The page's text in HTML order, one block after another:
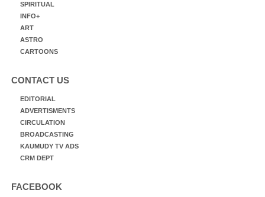
SPIRITUAL
INFO+
ART
ASTRO
CARTOONS
CONTACT US
EDITORIAL
ADVERTISMENTS
CIRCULATION
BROADCASTING
KAUMUDY TV ADS
CRM DEPT
FACEBOOK